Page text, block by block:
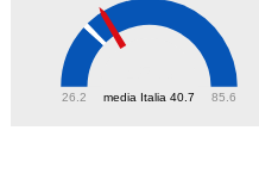
media Italia 40.7
26.2 85.6